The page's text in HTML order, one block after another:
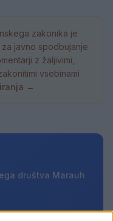
zakonika je
javno spodbujanje
z žaljivimi,
vsebinami
→
društva Marauh